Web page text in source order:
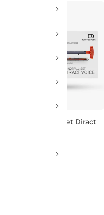
ORTOVOX Rescue Set Diract